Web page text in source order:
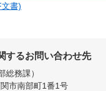
書)
するお問い合わせ先
総務課
市南部町1番1号